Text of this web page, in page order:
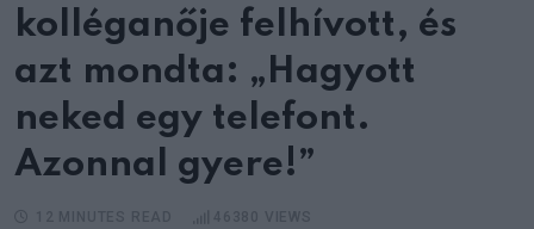
kolléganője felhívott, és
azt mondta: „Hagyott
neked egy telefont.
Azonnal gyere!”